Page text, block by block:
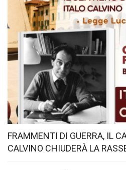
FRAMMENTI DI GUERRA, IL
CALVINO CHIUDERÀ LA